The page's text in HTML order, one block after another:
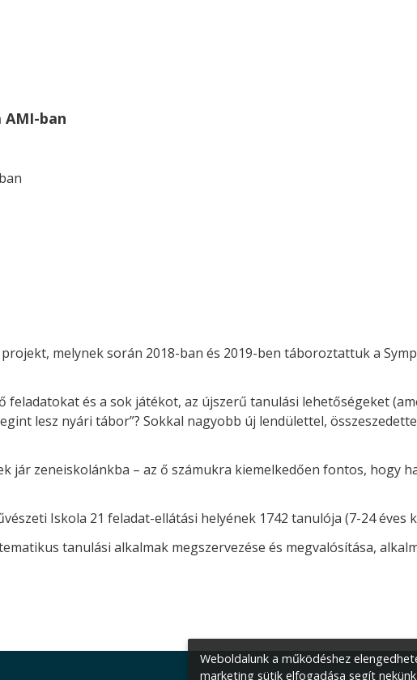
AMI-ban
melynek során 2018-ban és 2019-ben táboroztattuk a
és a sok játékot, az újszerű tanulási lehetőségeket
lesz nyári tábor”? Sokkal nagyobb új lendülettel,
zeneiskolánkba – az ő számukra kiemelkedően fontos, hogy
Iskola 21 feladat-ellátási helyének 1742 tanulója (7-24 éves
tanulási alkalmak megszervezése és megvalósítása,
Weboldalunk a működéshez
marketing sütik elfogadása segít